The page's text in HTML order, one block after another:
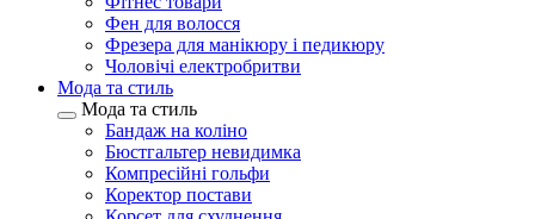
Фен для волосся
Фрезера для манікюру і педикюру
Чоловічі електробритви
Мода та стиль
Мода та стиль
Бандаж на коліно
Бюстгальтер невидимка
Компресійні гольфи
Коректор постави